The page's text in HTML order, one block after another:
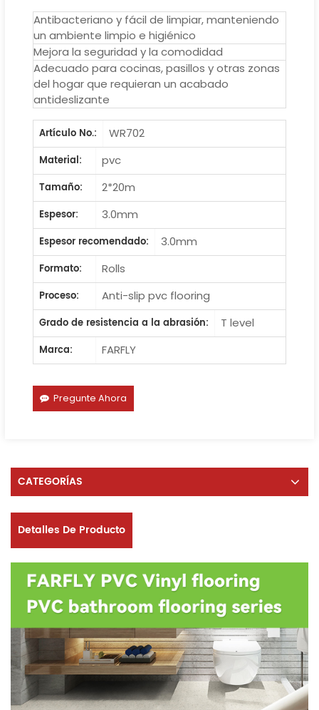
Antibacteriano y fácil de limpiar, manteniendo
un ambiente limpio e higiénico
Mejora la seguridad y la comodidad
Adecuado para cocinas, pasillos y otras zonas
del hogar que requieran un acabado
antideslizante
Artículo No.:
WR702
Material:
pvc
Tamaño:
2*20m
Espesor:
3.0mm
Espesor recomendado:
3.0mm
Formato:
Rolls
Proceso:
Anti-slip pvc flooring
Grado de resistencia a la abrasión:
T level
Marca:
FARFLY
Pregunte Ahora
CATEGORÍAS
Detalles De Producto